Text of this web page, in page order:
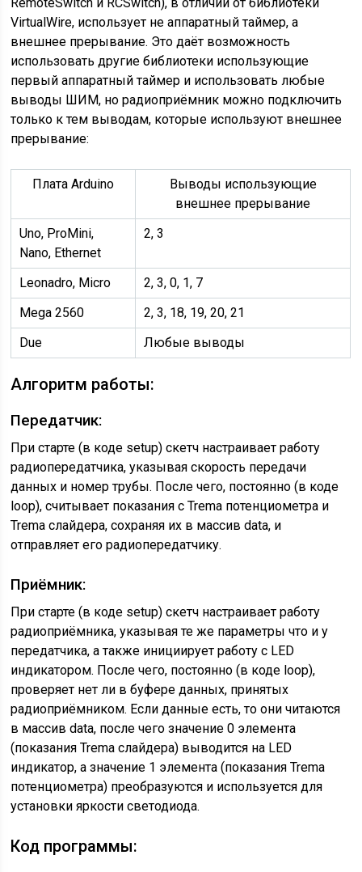
VirtualWire, использует не аппаратный таймер, а
внешнее прерывание. Это даёт возможность
использовать другие библиотеки использующие
первый аппаратный таймер и использовать любые
выводы ШИМ, но радиоприёмник можно подключить
только к тем выводам, которые используют внешнее
прерывание:
Плата Arduino
Выводы использующие
внешнее прерывание
Uno, ProMini,
Nano, Ethernet
2, 3
Leonadro, Micro
2, 3, 0, 1, 7
Mega 2560
2, 3, 18, 19, 20, 21
Due
Любые выводы
Алгоритм работы:
Передатчик:
При старте (в коде setup) скетч настраивает работу
радиопередатчика, указывая скорость передачи
данных и номер трубы. После чего, постоянно (в коде
loop), считывает показания с Trema потенциометра и
Trema слайдера, сохраняя их в массив data, и
отправляет его радиопередатчику.
Приёмник:
При старте (в коде setup) скетч настраивает работу
радиоприёмника, указывая те же параметры что и у
передатчика, а также инициирует работу с LED
индикатором. После чего, постоянно (в коде loop),
проверяет нет ли в буфере данных, принятых
радиоприёмником. Если данные есть, то они читаются
в массив data, после чего значение 0 элемента
(показания Trema слайдера) выводится на LED
индикатор, а значение 1 элемента (показания Trema
потенциометра) преобразуются и используется для
установки яркости светодиода.
Код программы: